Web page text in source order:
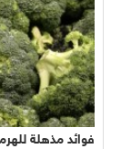
فوائد مذهلة